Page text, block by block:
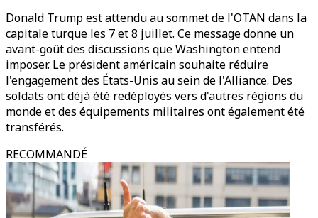
Donald Trump est attendu au sommet de l'OTAN dans la
capitale turque les 7 et 8 juillet. Ce message donne un
avant-goût des discussions que Washington entend
imposer. Le président américain souhaite réduire
l'engagement des États-Unis au sein de l'Alliance. Des
soldats ont déjà été redéployés vers d'autres régions du
monde et des équipements militaires ont également été
transférés.
RECOMMANDÉ